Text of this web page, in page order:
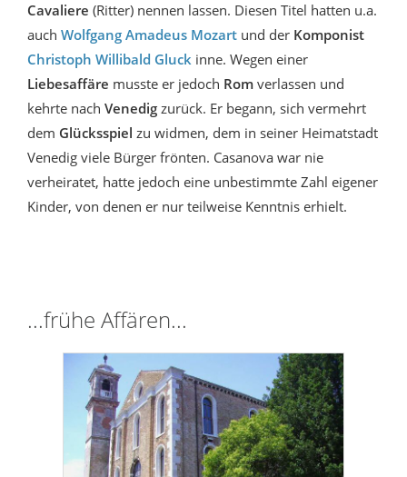
Cavaliere (Ritter) nennen lassen. Diesen Titel hatten u.a.
auch Wolfgang Amadeus Mozart und der Komponist
Christoph Willibald Gluck inne. Wegen einer
Liebesaffäre musste er jedoch Rom verlassen und
kehrte nach Venedig zurück. Er begann, sich vermehrt
dem Glücksspiel zu widmen, dem in seiner Heimatstadt
Venedig viele Bürger frönten. Casanova war nie
verheiratet, hatte jedoch eine unbestimmte Zahl eigener
Kinder, von denen er nur teilweise Kenntnis erhielt.
...frühe Affären...